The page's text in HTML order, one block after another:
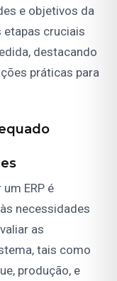
e objetivos da
etapas cruciais
destacando
práticas para
ERP é
necessidades
as
tais como
produção, e